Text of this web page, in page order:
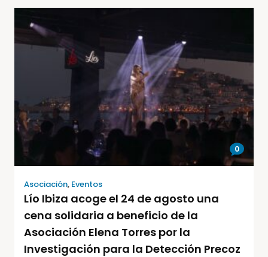
0
Asociación, Eventos
Lío Ibiza acoge el 24 de agosto una
cena solidaria a beneficio de la
Asociación Elena Torres por la
Investigación para la Detección Precoz